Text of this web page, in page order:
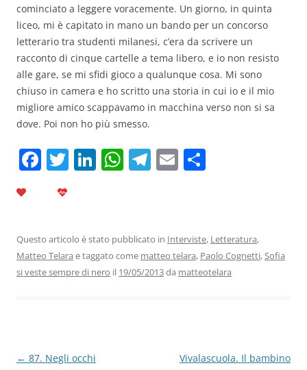
cominciato a leggere voracemente. Un giorno, in quinta
liceo, mi è capitato in mano un bando per un concorso
letterario tra studenti milanesi, c’era da scrivere un
racconto di cinque cartelle a tema libero, e io non resisto
alle gare, se mi sfidi gioco a qualunque cosa. Mi sono
chiuso in camera e ho scritto una storia in cui io e il mio
migliore amico scappavamo in macchina verso non si sa
dove. Poi non ho più smesso.
F
b
o
T Li
dI
n
W
A
p
T
a
m
E
vi
di
Questo articolo è stato pubblicato in Interviste, Letteratura,
Matteo Telara e taggato come matteo telara, Paolo Cognetti,Sofia
si veste sempre di nero il 19/05/2013da matteotelara
Navigazione
← 87. Negli occhi
Vivalascuola. Il bambino